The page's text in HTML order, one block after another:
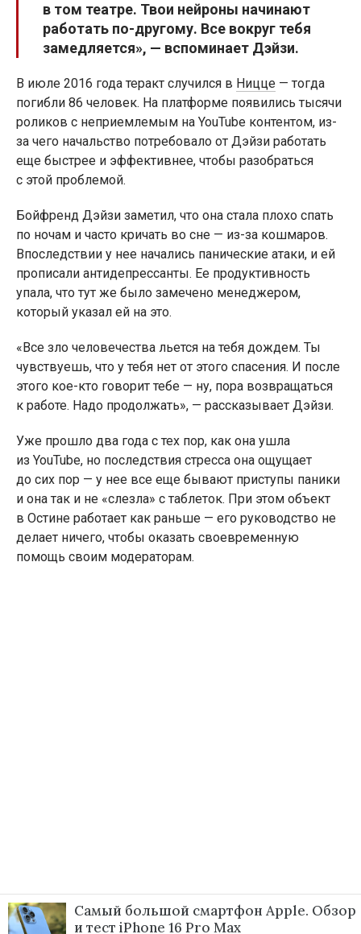
в том театре. Твои нейроны начинают
работать по-другому. Все вокруг тебя
замедляется», — вспоминает Дэйзи.
В июле 2016 года теракт случился в Ницце — тогда
погибли 86 человек. На платформе появились тысячи
роликов с неприемлемым на YouTube контентом, из-
за чего начальство потребовало от Дэйзи работать
еще быстрее и эффективнее, чтобы разобраться
с этой проблемой.
Бойфренд Дэйзи заметил, что она стала плохо спать
по ночам и часто кричать во сне — из-за кошмаров.
Впоследствии у нее начались панические атаки, и ей
прописали антидепрессанты. Ее продуктивность
упала, что тут же было замечено менеджером,
который указал ей на это.
«Все зло человечества льется на тебя дождем. Ты
чувствуешь, что у тебя нет от этого спасения. И после
этого кое-кто говорит тебе — ну, пора возвращаться
к работе. Надо продолжать», — рассказывает Дэйзи.
Уже прошло два года с тех пор, как она ушла
из YouTube, но последствия стресса она ощущает
до сих пор — у нее все еще бывают приступы паники
и она так и не «слезла» с таблеток. При этом объект
в Остине работает как раньше — его руководство не
делает ничего, чтобы оказать своевременную
помощь своим модераторам.
Самый большой смартфон Apple. Обзор
и тест iPhone 16 Pro Max